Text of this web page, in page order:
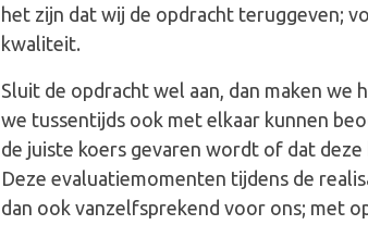
het zijn dat wij de opdracht teruggeven;
kwaliteit.
Sluit de opdracht wel aan, dan maken we
we tussentijds ook met elkaar kunnen
de juiste koers gevaren wordt of dat
Deze evaluatiemomenten tijdens de
dan ook vanzelfsprekend voor ons; met